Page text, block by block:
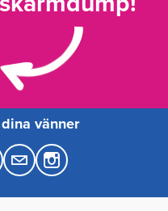
vänner
M
a